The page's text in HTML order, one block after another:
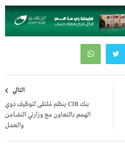
التالي
بنك CIB ينظم مُلتقى لتوظيف ذوي
الهمم بالتعاون مع وزارتي التضامن
والعمل